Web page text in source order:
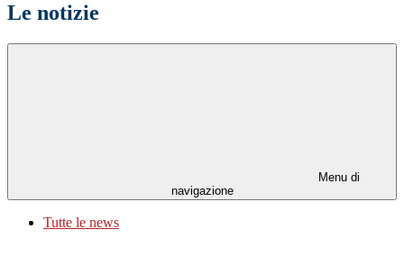
Le notizie
Menu di
navigazione
Tutte le news